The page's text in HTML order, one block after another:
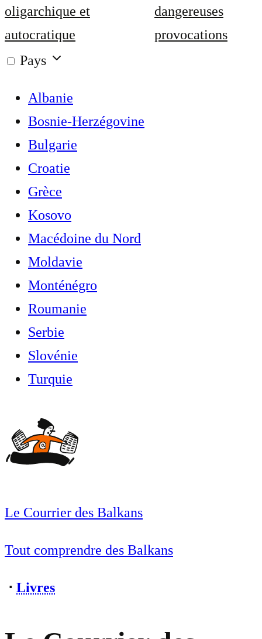
oligarchique et
autocratique
dangereuses
provocations
Pays
Albanie
Bosnie-Herzégovine
Bulgarie
Croatie
Grèce
Kosovo
Macédoine du Nord
Moldavie
Monténégro
Roumanie
Serbie
Slovénie
Turquie
Le Courrier des Balkans
Tout comprendre des Balkans
⋅ Livres